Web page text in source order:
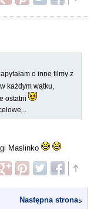
o inne filmy z
każdym wątku,
ostatni
Maslinko
Następna strona